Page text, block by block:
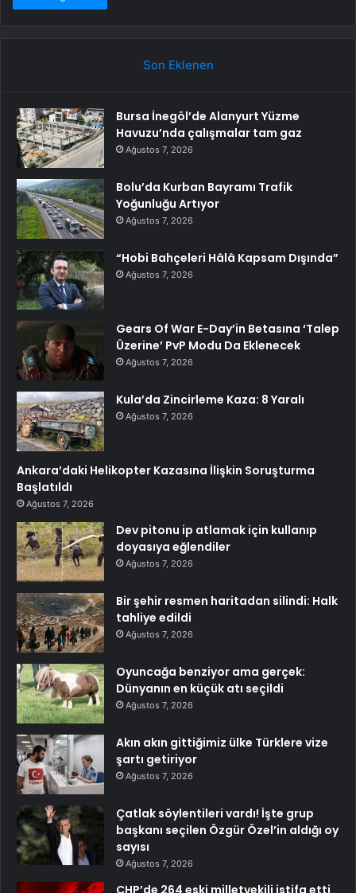
Son Eklenen
Bursa İnegöl’de Alanyurt Yüzme
Havuzu’nda çalışmalar tam gaz
Ağustos 7, 2026
Bolu’da Kurban Bayramı Trafik
Yoğunluğu Artıyor
Ağustos 7, 2026
“Hobi Bahçeleri Hâlâ Kapsam Dışında”
Ağustos 7, 2026
Gears Of War E-Day’in Betasına ‘Talep
Üzerine’ PvP Modu Da Eklenecek
Ağustos 7, 2026
Kula’da Zincirleme Kaza: 8 Yaralı
Ağustos 7, 2026
Ankara’daki Helikopter Kazasına İlişkin Soruşturma
Başlatıldı
Ağustos 7, 2026
Dev pitonu ip atlamak için kullanıp
doyasıya eğlendiler
Ağustos 7, 2026
Bir şehir resmen haritadan silindi: Halk
tahliye edildi
Ağustos 7, 2026
Oyuncağa benziyor ama gerçek:
Dünyanın en küçük atı seçildi
Ağustos 7, 2026
Akın akın gittiğimiz ülke Türklere vize
şartı getiriyor
Ağustos 7, 2026
Çatlak söylentileri vardı! İşte grup
başkanı seçilen Özgür Özel’in aldığı oy
sayısı
Ağustos 7, 2026
CHP’de 264 eski milletvekili istifa etti